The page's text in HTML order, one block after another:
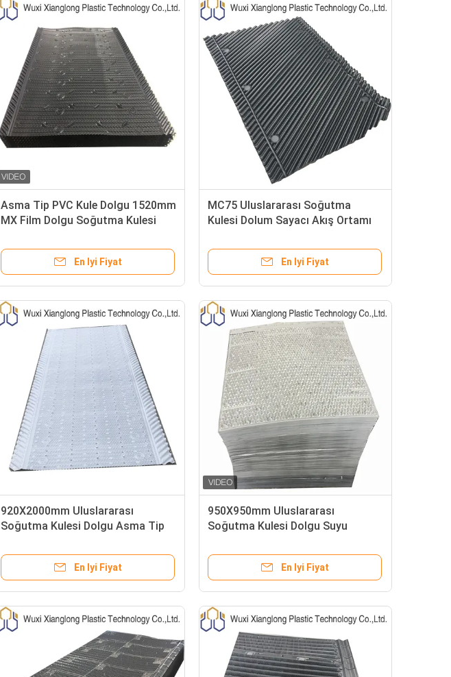
Asma Tip PVC Kule Dolgu 1520mm
MX Film Dolgu Soğutma Kulesi
En Iyi Fiyat
MC75 Uluslararası Soğutma
Kulesi Dolum Sayacı Akış Ortamı
En Iyi Fiyat
920X2000mm Uluslararası
Soğutma Kulesi Dolgu Asma Tip
En Iyi Fiyat
950X950mm Uluslararası
Soğutma Kulesi Dolgu Suyu
En Iyi Fiyat